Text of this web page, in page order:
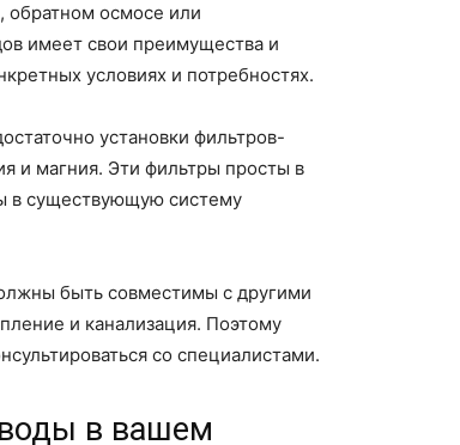
обратном осмосе или
имеет свои преимущества и
условиях и потребностях.
установки фильтров-
и магния. Эти фильтры просты в
в существующую систему
быть совместимы с другими
и канализация. Поэтому
со специалистами.
в вашем